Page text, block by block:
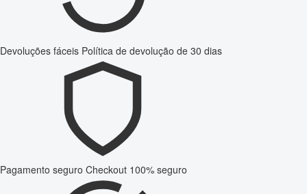
Devoluções fáceis Política de devolução de 30 dias
Pagamento seguro Checkout 100% seguro